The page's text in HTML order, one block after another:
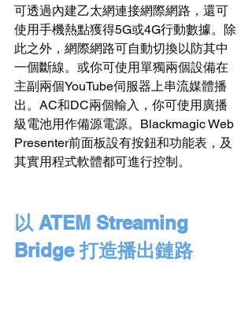
可透過內建乙太網連接網際網路，還可
使用手機熱點獲得5G或4G行動數據。除
此之外，網際網路可自動切換以防其中
一個斷線。或你可使用單獨兩個設備在
主副兩個YouTube伺服器上串流媒體播
出。AC和DC兩個輸入，你可使用廣播
級電池用作備源電源。Blackmagic Web
Presenter前面板設有按鈕和功能表，及
其實用程式軟體都可進行控制。
以 ATEM Streaming
Bridge 打造播出鏈路